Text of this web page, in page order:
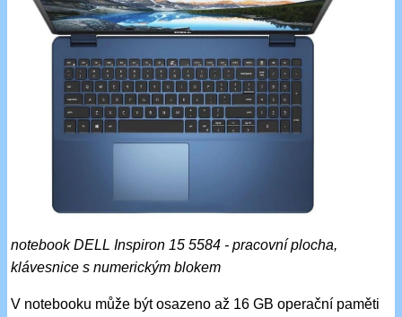
notebook DELL Inspiron 15 5584 - pracovní plocha,
klávesnice s numerickým blokem
V notebooku může být osazeno až 16 GB operační paměti